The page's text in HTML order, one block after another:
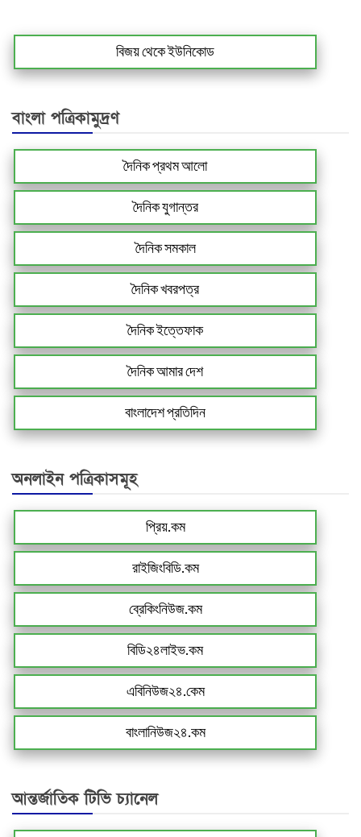
বিজয় থেকে ইউনিকোড
বাংলা পত্রিকামুদ্রণ
দৈনিক প্রথম আলো
দৈনিক যুগান্তর
দৈনিক সমকাল
দৈনিক খবরপত্র
দৈনিক ইত্তেফাক
দৈনিক আমার দেশ
বাংলাদেশ প্রতিদিন
অনলাইন পত্রিকাসমূহ
প্রিয়.কম
রাইজিংবিডি.কম
ব্রেকিংনিউজ.কম
বিডি২৪লাইভ.কম
এবিনিউজ২৪.কেম
বাংলানিউজ২৪.কম
আন্তর্জাতিক টিভি চ্যানেল